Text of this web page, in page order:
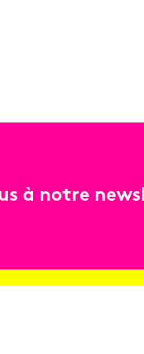
à notre